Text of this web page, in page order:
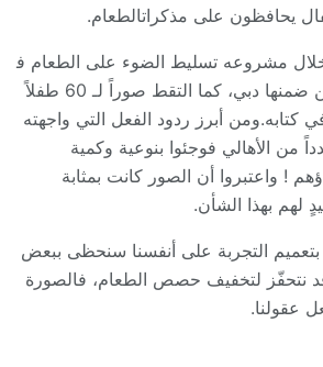
يحافظون على مذكراتالطعام.
مشروعه تسليط الضوء على الطعام ف
ي 9 مدن مختلفة،ومن ضمنها دبي، كما التقط صوراً لـ 60 طفلاً
صورة في كتابه.ومن أبرز ردود الفعل التي واجهته
من الأهالي فوجئوا بنوعية وكمية
! واعتبروا أن الصور كانت بمثابة
لهم بهذا الشأن.
بتعميم التجربة على أنفسنا سنحظى ببعض
نتحفّز لتخفيف حصص الطعام، فالصورة
عقولنا.